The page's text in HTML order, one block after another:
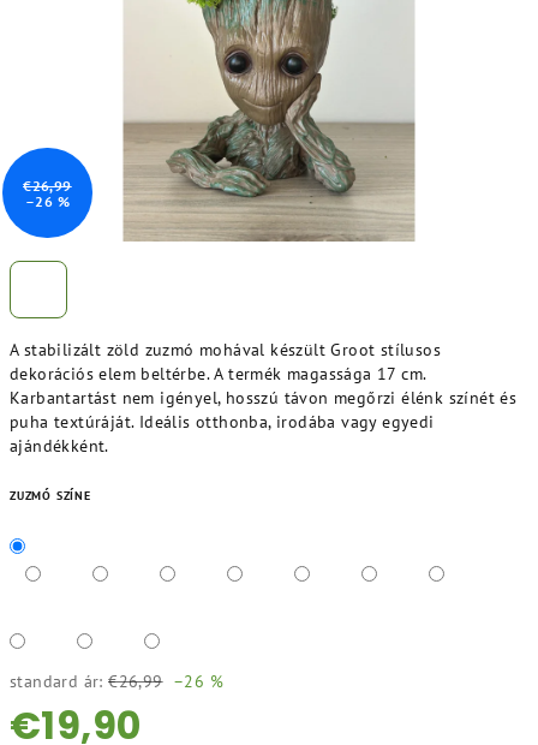
A stabilizált zöld zuzmó mohával készült Groot stílusos
dekorációs elem beltérbe. A termék magassága 17 cm.
Karbantartást nem igényel, hosszú távon megőrzi élénk színét és
puha textúráját. Ideális otthonba, irodába vagy egyedi
ajándékként.
ZUZMÓ SZÍNE
standard ár: €26,99 –26 %
€19,90
€26,99
–26 %